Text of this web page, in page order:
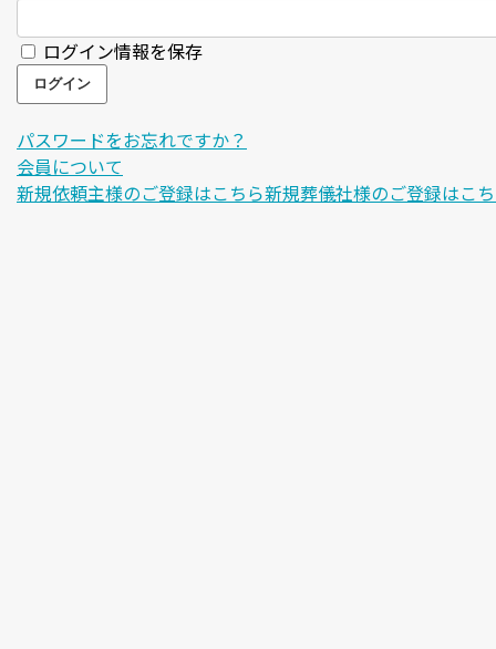
ログイン情報を保存
パスワードをお忘れですか？
会員について
新規依頼主様のご登録はこちら新規葬儀社様のご登録はこ